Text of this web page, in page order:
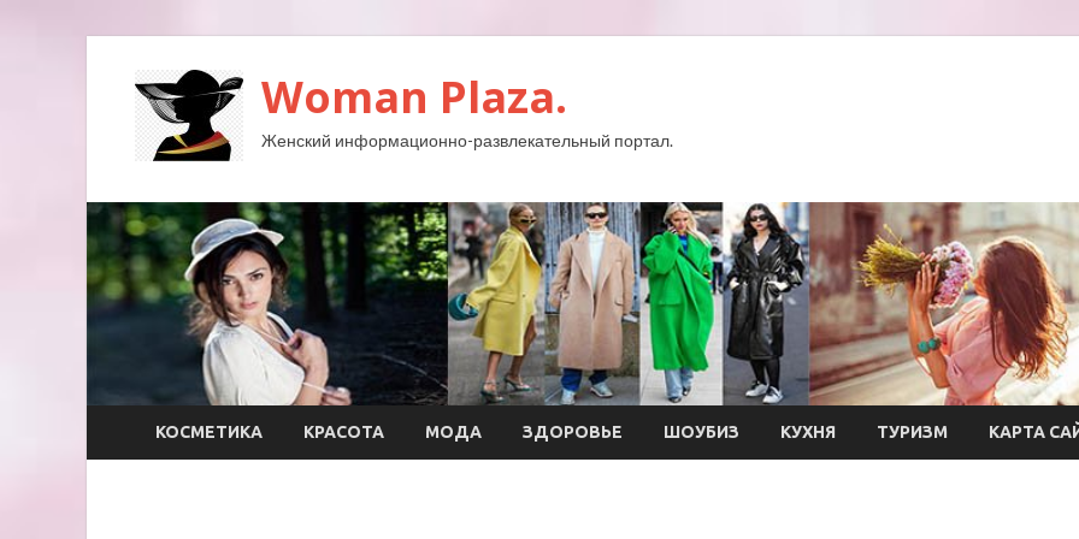
Woman Plaza.
Женский информационно-развлекательный портал.
КОСМЕТИКА КРАСОТА МОДА ЗДОРОВЬЕ ШОУБИЗ КУХНЯ ТУРИЗМ КАРТА